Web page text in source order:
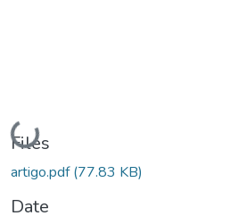
Loading...
Files
artigo.pdf(77.83 KB)
Date